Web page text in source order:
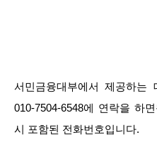
서민금융대부에서 제공하는
010-7504-6548에 연락을 하
시 포함된 전화번호입니다.